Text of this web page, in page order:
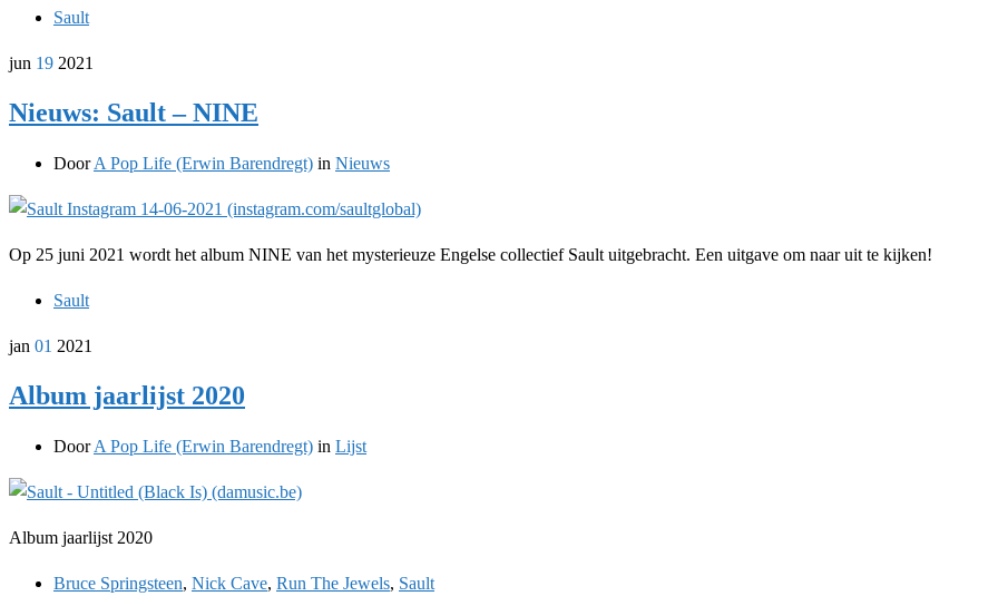
Sault
jun 19 2021
Nieuws: Sault – NINE
DoorA Pop Life (Erwin Barendregt) in Nieuws
Op 25 juni 2021 wordt het album NINE van het mysterieuze Engelse collectief Sault uitgebracht. Een uitgave om naar uit te kijken!
Sault
jan 01 2021
Album jaarlijst 2020
DoorA Pop Life (Erwin Barendregt) in Lijst
Album jaarlijst 2020
Bruce Springsteen, Nick Cave, Run The Jewels, Sault